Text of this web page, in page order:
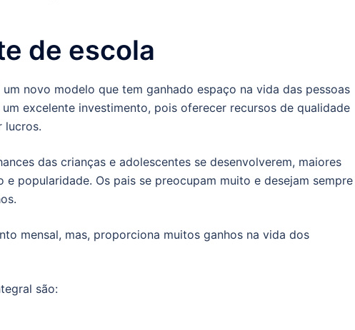
de escola
um novo modelo que tem ganhado espaço na vida das pessoas
excelente investimento, pois oferecer recursos de qualidade
lucros.
das crianças e adolescentes se desenvolverem, maiores
popularidade. Os pais se preocupam muito e desejam sempre
mensal, mas, proporciona muitos ganhos na vida dos
são: